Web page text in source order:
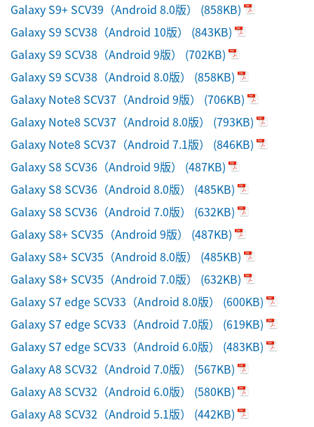
Galaxy S9+ SCV39（Android 8.0版） (858KB)
Galaxy S9 SCV38（Android 10版） (843KB)
Galaxy S9 SCV38（Android 9版） (702KB)
Galaxy S9 SCV38（Android 8.0版） (858KB)
Galaxy Note8 SCV37（Android 9版） (706KB)
Galaxy Note8 SCV37（Android 8.0版） (793KB)
Galaxy Note8 SCV37（Android 7.1版） (846KB)
Galaxy S8 SCV36（Android 9版） (487KB)
Galaxy S8 SCV36（Android 8.0版） (485KB)
Galaxy S8 SCV36（Android 7.0版） (632KB)
Galaxy S8+ SCV35（Android 9版） (487KB)
Galaxy S8+ SCV35（Android 8.0版） (485KB)
Galaxy S8+ SCV35（Android 7.0版） (632KB)
Galaxy S7 edge SCV33（Android 8.0版） (600KB)
Galaxy S7 edge SCV33（Android 7.0版） (619KB)
Galaxy S7 edge SCV33（Android 6.0版） (483KB)
Galaxy A8 SCV32（Android 7.0版） (567KB)
Galaxy A8 SCV32（Android 6.0版） (580KB)
Galaxy A8 SCV32（Android 5.1版） (442KB)